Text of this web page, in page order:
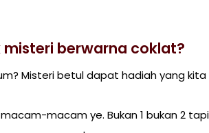
berwarna coklat?
Misteri betul dapat hadiah yang kita
macam ye. Bukan 1 bukan 2